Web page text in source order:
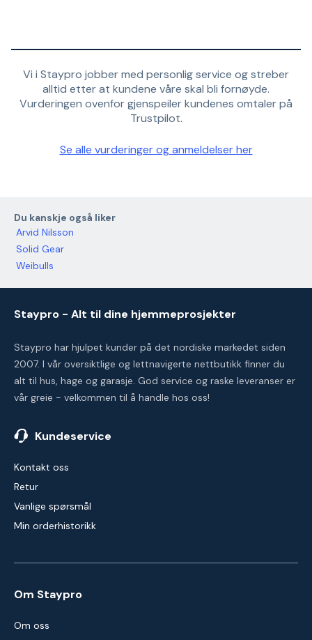
Vi i Staypro jobber med personlig service og streber
alltid etter at kundene våre skal bli fornøyde.
Vurderingen ovenfor gjenspeiler kundenes omtaler på
Trustpilot.
Se alle vurderinger og anmeldelser her
Du kanskje også liker
Arvid Nilsson
Solid Gear
Weibulls
Staypro - Alt til dine hjemmeprosjekter
Staypro har hjulpet kunder på det nordiske markedet siden
2007. I vår oversiktlige og lettnavigerte nettbutikk finner du
alt til hus, hage og garasje. God service og raske leveranser er
vår greie - velkommen til å handle hos oss!
Kundeservice
Kontakt oss
Retur
Vanlige spørsmål
Min orderhistorikk
Om Staypro
Om oss